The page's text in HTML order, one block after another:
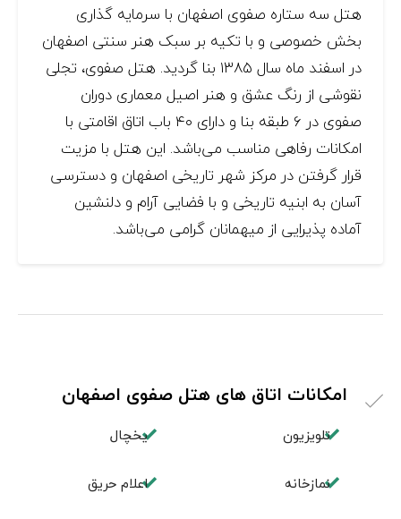
هتل سه ستاره صفوی اصفهان با سرمایه گذاری
بخش خصوصی و با تکیه بر سبک هنر سنتی اصفهان
در اسفند ماه سال ۱۳۸۵ بنا گردید. هتل صفوی، تجلی
نقوشی از رنگ عشق و هنر اصيل معماری دوران
صفوی در ۶ طبقه بنا و دارای ۴۰ باب اتاق اقامتی با
امکانات رفاهی مناسب می‌باشد. اين هتل با مزيت
قرار گرفتن در مرکز شهر تاريخی اصفهان و دسترسی
آسان به ابنيه تاريخی و با فضایی آرام و دلنشین
آماده پذيرايی از میهمانان گرامی می‌باشد.
امکانات اتاق های هتل صفوی اصفهان
تلویزیون یخچال
نمازخانه اعلام حریق